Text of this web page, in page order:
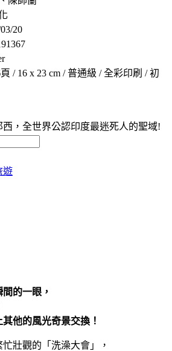
20
/ 16 x 23 cm / 普通級 / 全彩印刷 / 初
，全世界公認印度最迷死人的聖域!
遊
的一眼，
他的風光奇景交換！
觀的「洗澡大會」，